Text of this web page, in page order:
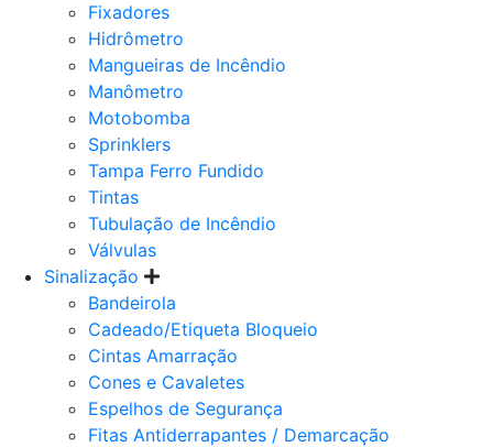
Fixadores
Hidrômetro
Mangueiras de Incêndio
Manômetro
Motobomba
Sprinklers
Tampa Ferro Fundido
Tintas
Tubulação de Incêndio
Válvulas
Sinalização
Bandeirola
Cadeado/Etiqueta Bloqueio
Cintas Amarração
Cones e Cavaletes
Espelhos de Segurança
Fitas Antiderrapantes / Demarcação